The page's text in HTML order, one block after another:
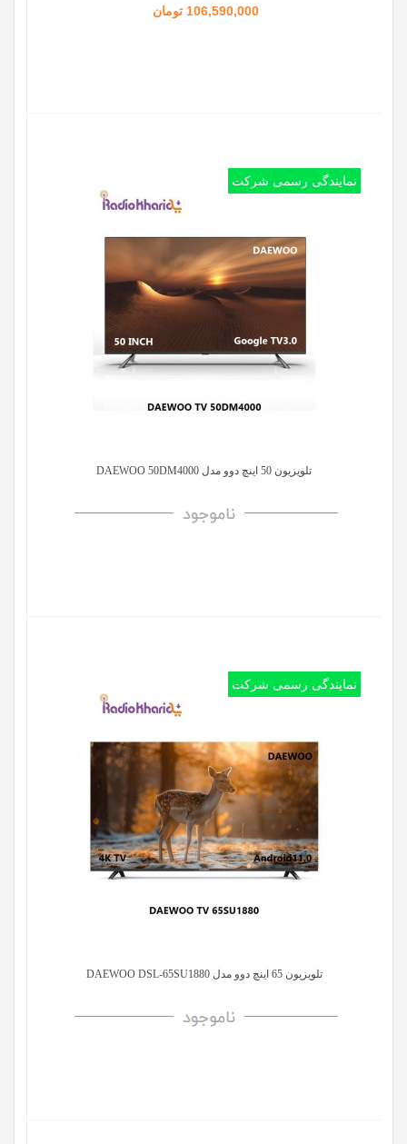
106,590,000 تومان
نمایندگی رسمی شرکت
تلویزیون 50 اینچ دوو مدل DAEWOO 50DM4000
نمایندگی رسمی شرکت
تلویزیون 65 اینچ دوو مدل DAEWOO DSL-65SU1880